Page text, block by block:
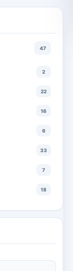
47
2
22
16
6
33
7
18
10